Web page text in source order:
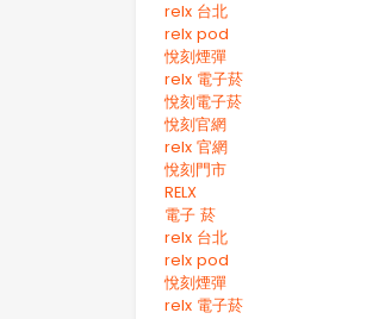
relx 台北
relx pod
悅刻煙彈
relx 電子菸
悅刻電子菸
悅刻官網
relx 官網
悅刻門市
RELX
電子 菸
relx 台北
relx pod
悅刻煙彈
relx 電子菸